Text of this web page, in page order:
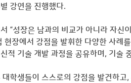
강연을 진행했다.
“성장은 남과의 비교가 아니라 자신
현장에서 강점을 발휘한 다양한 사례
적 기술 개발 과정을 공유하며, 기술
학생들이 스스로의 강점을 발견하